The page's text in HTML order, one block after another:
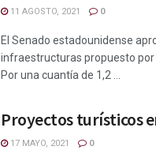
11 AGOSTO, 2021 0
El Senado estadounidense
infraestructuras propuesto por
Por una cuantía de 1,2 ...
Proyectos turísticos
17 MAYO, 2021 0